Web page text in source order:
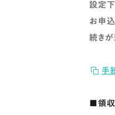
設定下
お申
続きが
手
■領